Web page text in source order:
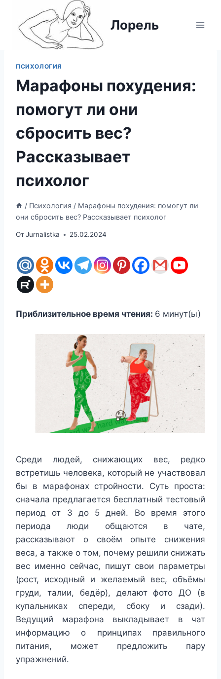
содержимому
Лорель
ПСИХОЛОГИЯ
Марафоны похудения:
помогут ли они
сбросить вес?
Рассказывает
психолог
/ Психология / Марафоны похудения: помогут ли
они сбросить вес? Рассказывает психолог
ОтJurnalistka 25.02.2024
Приблизительное время чтения: 6 минут(ы)
Среди людей, снижающих вес, редко
встретишь человека, который не участвовал
бы в марафонах стройности. Суть проста:
сначала предлагается бесплатный тестовый
период от 3 до 5 дней. Во время этого
периода люди общаются в чате,
рассказывают о своём опыте снижения
веса, а также о том, почему решили снижать
вес именно сейчас, пишут свои параметры
(рост, исходный и желаемый вес, объёмы
груди, талии, бедёр), делают фото ДО (в
купальниках спереди, сбоку и сзади).
Ведущий марафона выкладывает в чат
информацию о принципах правильного
питания, может предложить пару
упражнений.